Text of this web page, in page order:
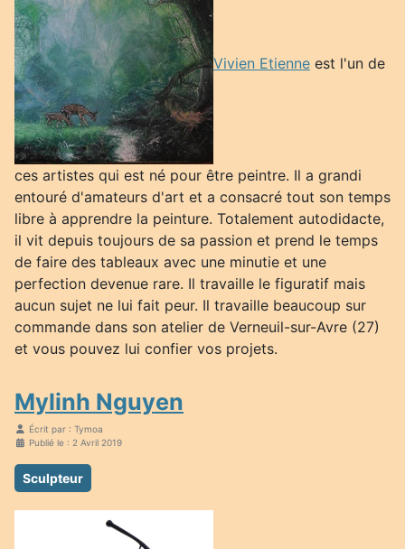
Vivien Etienne est l'un de
ces artistes qui est né pour être peintre. Il a grandi
entouré d'amateurs d'art et a consacré tout son temps
libre à apprendre la peinture. Totalement autodidacte,
il vit depuis toujours de sa passion et prend le temps
de faire des tableaux avec une minutie et une
perfection devenue rare. Il travaille le figuratif mais
aucun sujet ne lui fait peur. Il travaille beaucoup sur
commande dans son atelier de Verneuil-sur-Avre (27)
et vous pouvez lui confier vos projets.
Mylinh Nguyen
Écrit par : Tymoa
Publié le : 2 Avril 2019
Sculpteur